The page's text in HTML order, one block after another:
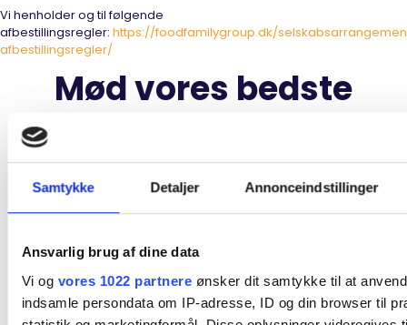
Samtykke Detaljer Annonceindstillinger
Ansvarlig brug af dine data
Vi og vores 1022 partnereønsker dit samtykke til at
indsamle persondata om IP-adresse, ID og din browser til
Vi henholder og til følgende
afbestillingsregler: https://foodfamilygroup.dk/
afbestillingsregler/
Mød vores bedste